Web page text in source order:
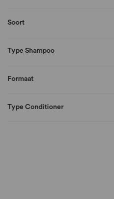
Soort
Type Shampoo
Formaat
Type Conditioner